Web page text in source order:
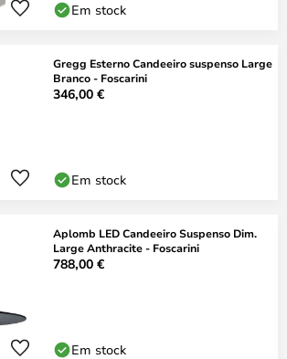
Em stock
Gregg Esterno Candeeiro suspenso Large
Branco - Foscarini
346,00 €
Em stock
Aplomb LED Candeeiro Suspenso Dim.
Large Anthracite - Foscarini
788,00 €
Em stock